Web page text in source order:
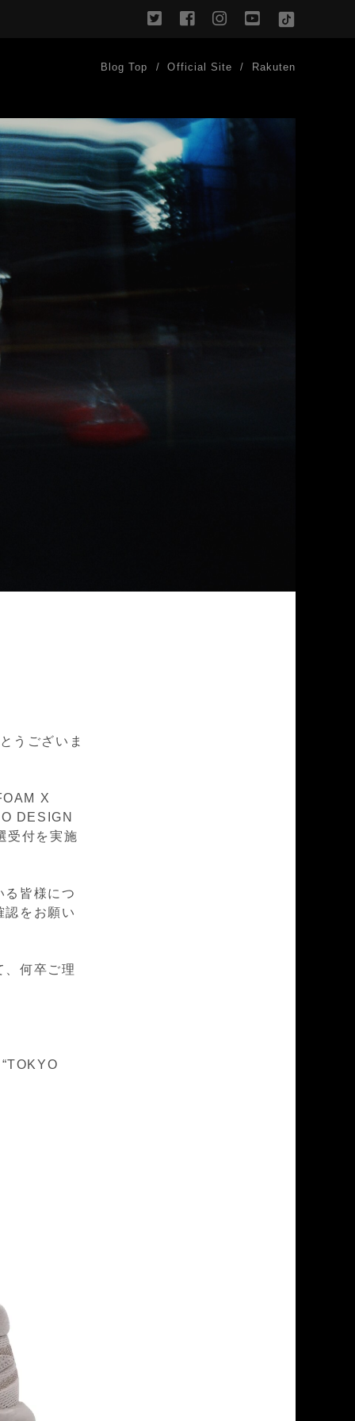
twitterfacebookinstagram
youtube
TikTok
Blog Top Official Site Rakuten
うございま
X
DESIGN
受付を実施
る皆様につ
認をお願い
、何卒ご理